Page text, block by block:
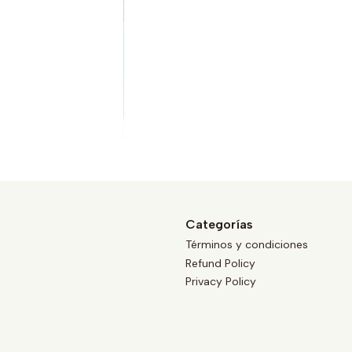
Categorías
Términos y condiciones
Refund Policy
Privacy Policy